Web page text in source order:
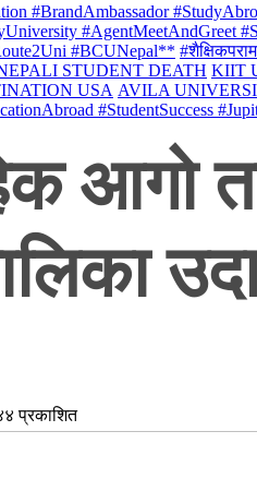
#BrandAmbassador
#AgentMeetAndGreet
#BCUNepal**
STUDENT DEATH KIIT
USA AVILA
#StudentSuccess
आगो
प्रकाशित